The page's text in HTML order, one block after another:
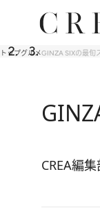
トップグルメGINZA SIXの最旬
CREA編